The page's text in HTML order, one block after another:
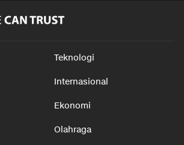
Teknologi
Internasional
Ekonomi
Olahraga